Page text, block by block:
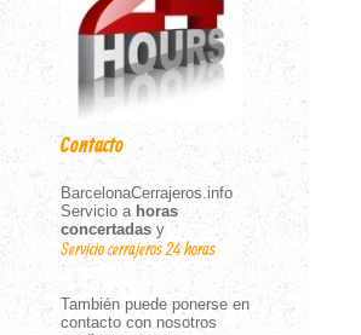
Contacto
BarcelonaCerrajeros.info
Servicio a horas
concertadasy
Servicio cerrajeros 24 horas
También puede ponerse en
contacto con nosotros